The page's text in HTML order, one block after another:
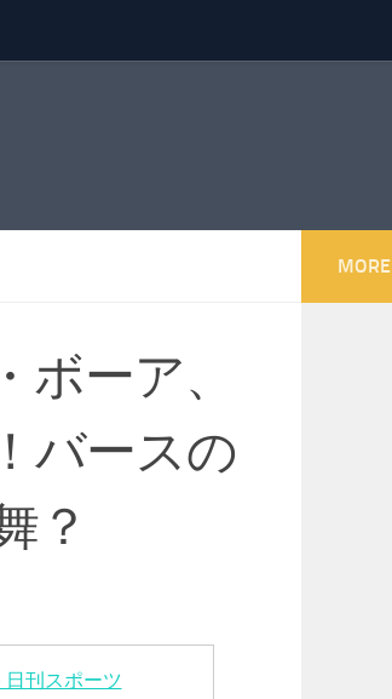
ボーア、
バースの
？
刊スポーツ
MORE